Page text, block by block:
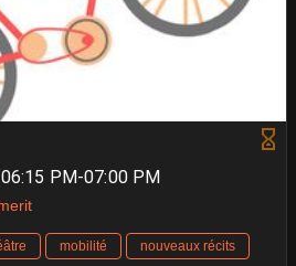
PM-07:00 PM
mobilité
nouveaux récits